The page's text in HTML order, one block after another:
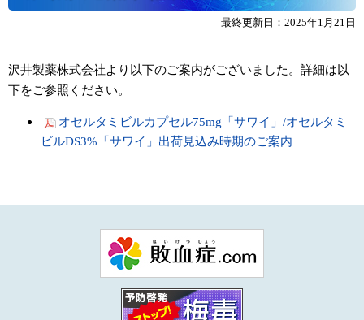
最終更新日：2025年1月21日
沢井製薬株式会社より以下のご案内がございました。詳細は以
下をご参照ください。
オセルタミビルカプセル75mg「サワイ」/オセルタミ
ビルDS3%「サワイ」出荷見込み時期のご案内